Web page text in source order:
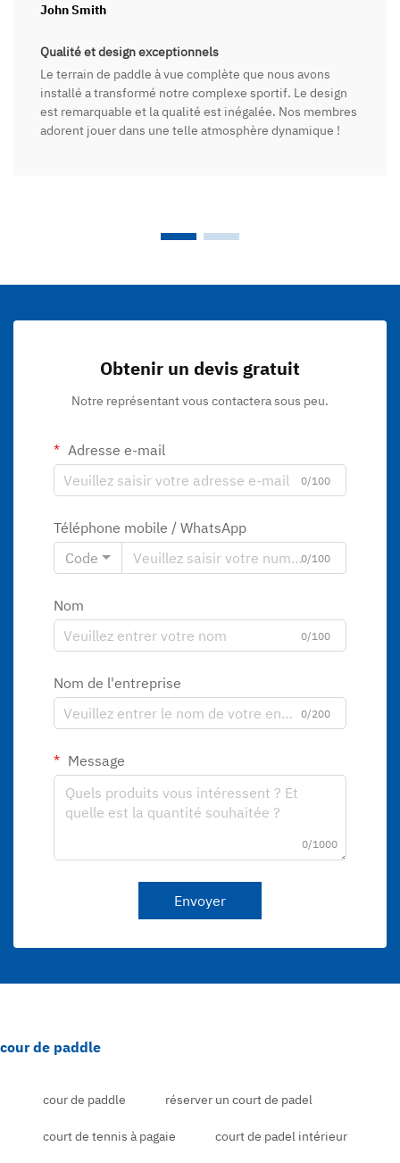
John Smith
Qualité et design exceptionnels
Le terrain de paddle à vue complète que nous avons
installé a transformé notre complexe sportif. Le design
est remarquable et la qualité est inégalée. Nos membres
adorent jouer dans une telle atmosphère dynamique !
Obtenir un devis gratuit
Notre représentant vous contactera sous peu.
Adresse e-mail
0/100
Téléphone mobile / WhatsApp
Code
0/100
Nom
0/100
Nom de l'entreprise
0/200
Message
0/1000
Envoyer
cour de paddle
cour de paddle réserver un court de padel
court de tennis à pagaie court de padel intérieur